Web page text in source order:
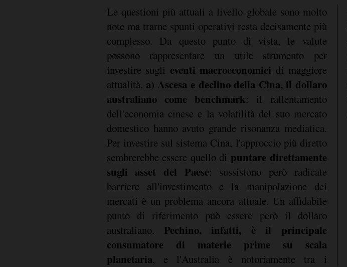
Le questioni più attuali a livello globale sono molto
note ma trarne spunti operativi resta decisamente più
complesso. Da questo punto di vista, le valute
possono rappresentare un utile strumento per
investire sugli eventi macroeconomici di maggiore
attualità. a) Ascesa e declino della Cina, il dollaro
australiano come benchmark: il rallentamento
dell'economia cinese e la volatilità del suo mercato
domestico hanno avuto grande risonanza mediatica.
Per investire sul sistema Cina, l'approccio più diretto
sembrerebbe essere quello di puntare direttamente
sugli asset del Paese: sussistono però radicate
barriere all'investimento e la manipolazione dei
mercati è un problema ancora attuale. Un affidabile
punto di riferimento può essere però il dollaro
australiano. Pechino, infatti, è il principale
consumatore di materie prime su scala
planetaria, e l'Australia è notoriamente tra i